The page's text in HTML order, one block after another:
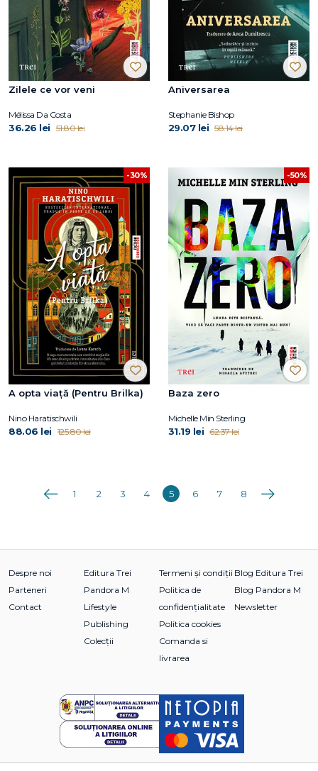
Zilele ce vor veni
Mélissa Da Costa
36.26 lei 51.80 lei
Aniversarea
Stephanie Bishop
29.07 lei 58.14 lei
-30%
A opta viață (Pentru Brilka)
Nino Haratischwili
88.06 lei 125.80 lei
-50%
Baza zero
Michelle Min Sterling
31.19 lei 62.37 lei
Anterioara
1 2 3 4 5 6 7 8 Următoarea
Despre noi
Parteneri
Contact
Editura Trei
Pandora M
Lifestyle
Publishing
Colecții
Termeni și condiții
Politica de
confidențialitate
Politica cookies
Comanda si
livrarea
Blog Editura Trei
Blog Pandora M
Newsletter